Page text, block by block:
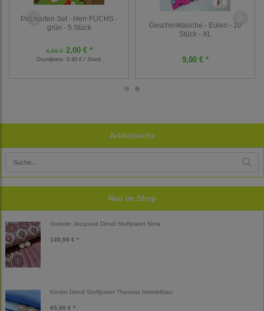
Artikelsuche
Neu im Shop
Gobelin Jacquard Dirndl Stoffpaket Nora
140,00 € *
Kinder Dirndl Stoffpaket Theresia himmelblau
65,00 € *
Postkarten Set - Herr FUCHS -
grün - 5 Stück
4,00 €2,00 € *
Grundpreis: 0,40 € / Stück
Geschenktasche - Eulen - 10
Stück - XL
9,00 € *